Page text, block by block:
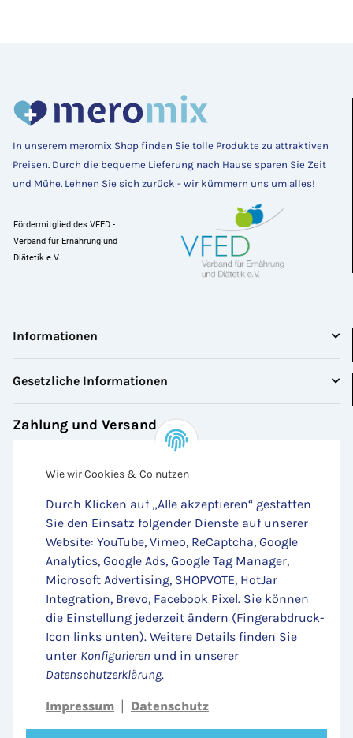
Wie wir Cookies & Co nutzen
Durch Klicken auf „Alle akzeptieren“ gestatten
Sie den Einsatz folgender Dienste auf unserer
Website: YouTube, Vimeo, ReCaptcha, Google
Analytics, Google Ads, Google Tag Manager,
Microsoft Advertising, SHOPVOTE, HotJar
Integration, Brevo, Facebook Pixel. Sie können
die Einstellung jederzeit ändern (Fingerabdruck-
Icon links unten). Weitere Details finden Sie
unter Konfigurieren und in unserer
Datenschutzerklärung.
Impressum Datenschutz
In unserem meromix Shop finden Sie tolle Produkte zu attraktiven
Preisen. Durch die bequeme Lieferung nach Hause sparen Sie Zeit
und Mühe. Lehnen Sie sich zurück - wir kümmern uns um alles!
Fördermitglied des VFED -
Verband für Ernährung und
Diätetik e.V.
Informationen
Gesetzliche Informationen
Zahlung und Versand
Zugestellt durch: